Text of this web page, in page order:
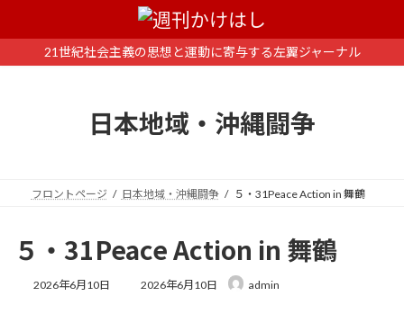
ン
ー
21世紀社会主義の思想と運動に寄与する左翼ジャーナル
日本地域・沖縄闘争
フロントページ 日本地域・沖縄闘争 ５・31Peace Action in 舞鶴
５・31Peace Action in 舞鶴
2026年6月10日
最
2026年6月10日 admin